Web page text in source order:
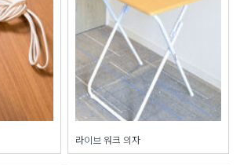
라이브 워크 의자